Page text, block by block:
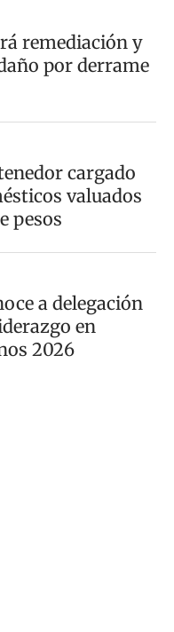
remediación y
por derrame
cargado
valuados
pesos
a delegación
en
2026